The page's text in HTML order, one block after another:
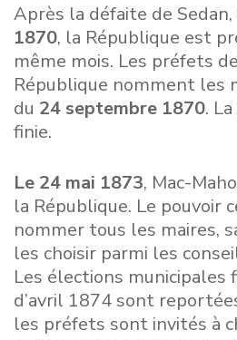
Après la défaite de
1870, la République est
même mois. Les préfets
République nomment les
du 24 septembre 1870.
finie.
Le 24 mai 1873, Mac-
la République. Le pouvoir
nommer tous les maires,
les choisir parmi les
Les élections municipales
d’avril 1874 sont
les préfets sont invités à